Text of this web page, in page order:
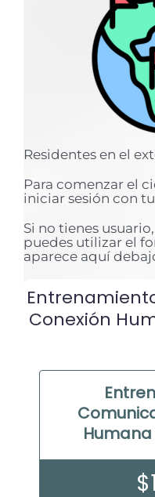
Residentes en el
Para comenzar el
iniciar sesión con
Si no tienes
puedes utilizar el
aparece aquí
Conexión
$